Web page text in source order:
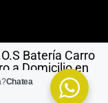
Batería Carro
a Domicilio en
Chatea